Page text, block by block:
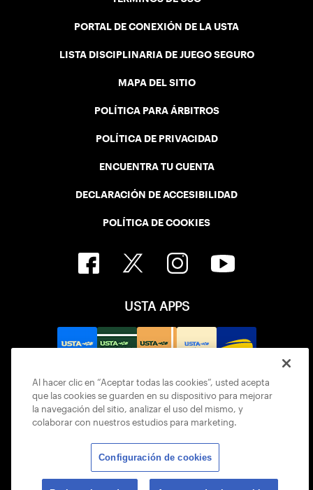
PORTAL DE CONEXIÓN DE LA USTA
LISTA DISCIPLINARIA DE JUEGO SEGURO
MAPA DEL SITIO
POLÍTICA PARA ÁRBITROS
POLÍTICA DE PRIVACIDAD
ENCUENTRA TU CUENTA
DECLARACIÓN DE ACCESIBILIDAD
POLÍTICA DE COOKIES
USTA APPS
© 2026 USTA ALL RIGHTS RESERVED
Al hacer clic en “Aceptar todas las cookies”, usted acepta
que las cookies se guarden en su dispositivo para mejorar
la navegación del sitio, analizar el uso del mismo, y
colaborar con nuestros estudios para marketing.
Configuración de cookies